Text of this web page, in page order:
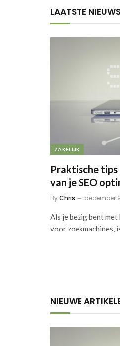
LAATSTE NIEUWS
ZAKELIJK
Praktische
van je SEO
ByChris december
Als je bezig bent
voor zoekmachines,
NIEUWE